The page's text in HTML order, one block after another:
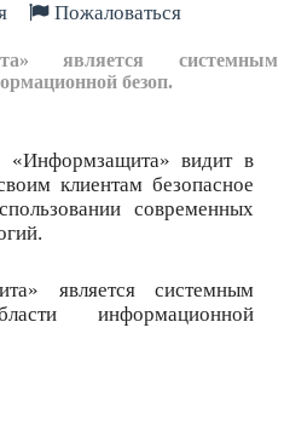
Пожаловаться
является системным
безоп.
видит в
клиентам безопасное
современных
является системным
информационной